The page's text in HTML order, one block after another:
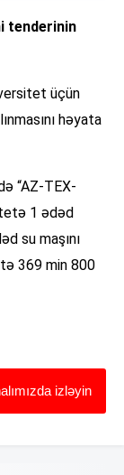
tenderinin
üçün
həyata
“AZ-TEX-
1 ədəd
su maşını
369 min 800
izləyin